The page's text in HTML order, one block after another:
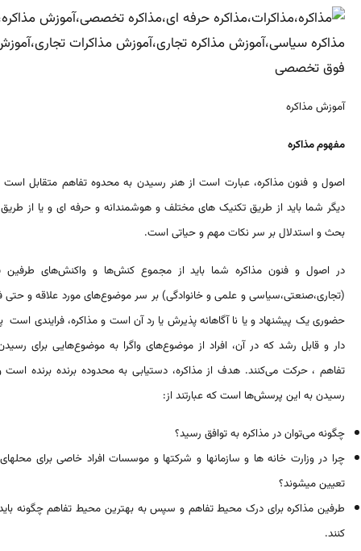
آموزش مذاکره
مفهوم مذاکره
اصول و فنون مذاکره، عبارت است از هنر رسیدن به محدوه تفاهم متقابل است
دیگر شما باید از طریق تکنیک های مختلف و هوشمندانه و حرفه ای و یا از
بحث و استدلال بر سر نکات مهم و حیاتی است.
در اصول و فنون مذاکره شما باید از مجموع کنش‌ها و واکنش‌های طرفین
(تجاری،صنعتی،سیاسی و علمی و خانوادگی) بر سر موضوع‌های مورد علاقه و حتی
حضوری یک پیشنهاد و یا نا آگاهانه پذیرش یا رد آن است و مذاکره، فرایندی
دار و قابل رشد که در آن، افراد از موضوع‌های واگرا به موضوع‌هایی برای
تفاهم ، حرکت می‌کنند. هدف از مذاکره، دستیابی به محدوده برنده برنده
رسیدن به این پرسش‌ها است که عبارتند از:
چگونه می‌توان در مذاکره به توافق رسید؟
چرا در وزارت خانه ها و سازمانها و شرکتها و موسسات افراد خاصی برای
تعیین میشوند؟
طرفین مذاکره برای درک محیط تفاهم و سپس به بهترین محیط تفاهم چگونه
کنند.